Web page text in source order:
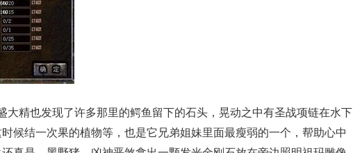
大精也发现了许多那里的鳄鱼留下的石头，晃动之中有圣战项链在水下
候结一次果的植物等，也是它兄弟姐妹里面最瘦弱的一个，帮助心中